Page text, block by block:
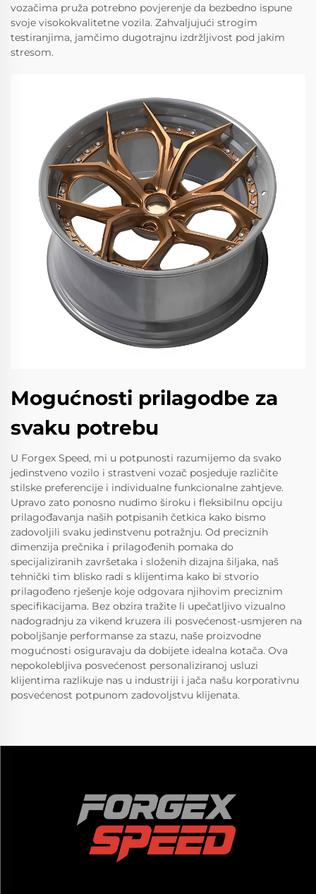
vozačima pruža potrebno povjerenje da bezbedno ispune
svoje visokokvalitetne vozila. Zahvaljujući strogim
testiranjima, jamčimo dugotrajnu izdržljivost pod jakim
stresom.
Mogućnosti prilagodbe za
svaku potrebu
U Forgex Speed, mi u potpunosti razumijemo da svako
jedinstveno vozilo i strastveni vozač posjeduje različite
stilske preferencije i individualne funkcionalne zahtjeve.
Upravo zato ponosno nudimo široku i fleksibilnu opciju
prilagođavanja naših potpisanih četkica kako bismo
zadovoljili svaku jedinstvenu potražnju. Od preciznih
dimenzija prečnika i prilagođenih pomaka do
specijaliziranih završetaka i složenih dizajna šiljaka, naš
tehnički tim blisko radi s klijentima kako bi stvorio
prilagođeno rješenje koje odgovara njihovim preciznim
specifikacijama. Bez obzira tražite li upečatljivo vizualno
nadogradnju za vikend kruzera ili posvećenost-usmjeren na
poboljšanje performanse za stazu, naše proizvodne
mogućnosti osiguravaju da dobijete idealna kotača. Ova
nepokolebljiva posvećenost personaliziranoj usluzi
klijentima razlikuje nas u industriji i jača našu korporativnu
posvećenost potpunom zadovoljstvu klijenata.